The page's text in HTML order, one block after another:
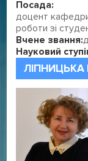
Посада:
доцент кафедри
роботи зі
Вчене звання:
Науковий
ЛІПНИЦЬКА